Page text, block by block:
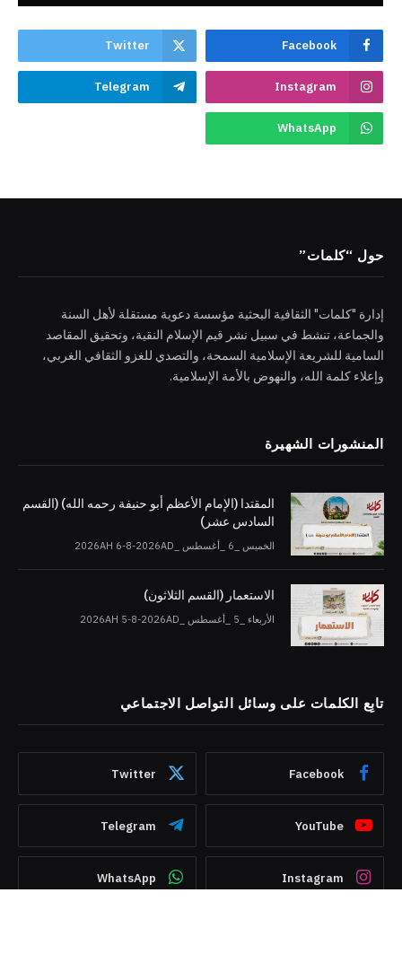
Facebook
Twitter
Instagram
Telegram
WhatsApp
حول “كلمات”
إدارة "كلمات" الثقافية البحثية مؤسسة دعوية مستقلة لأهل السنة
والجماعة، تنشط في سبيل نشر قيم الإسلام النقية، وتحقيق المقاصد
السامية للشريعة الإسلامية السمحة، والتصدي للغزو الثقافي الغربي،
وإعلاء كلمة الله، والنهوض بالأمة الإسلامية.
المنشورات الشهيرة
المقتدا (الإمام الأعظم أبو حنيفة رحمه الله) (القسم
السادس عشر)
الخميس _6 _أغسطس _2026AH 6-8-2026AD
الاستعمار (القسم الثلاثون)
الأربعاء _5 _أغسطس _2026AH 5-8-2026AD
تابِع الكلمات على وسائل التواصل الاجتماعي
Facebook
Twitter
YouTube
Telegram
Instagram
WhatsApp